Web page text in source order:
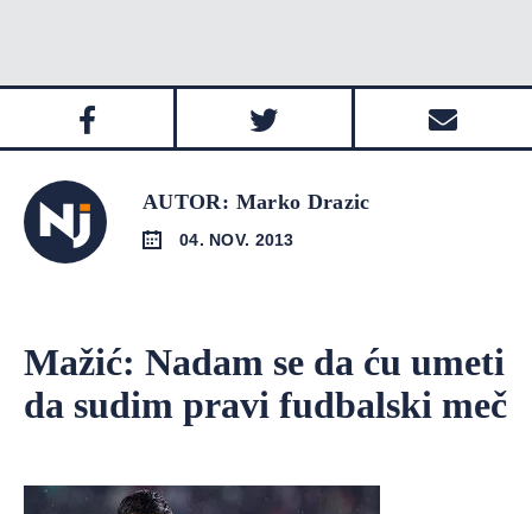
AUTOR: Marko Drazic
04. NOV. 2013
Mažić: Nadam se da ću umeti
da sudim pravi fudbalski meč